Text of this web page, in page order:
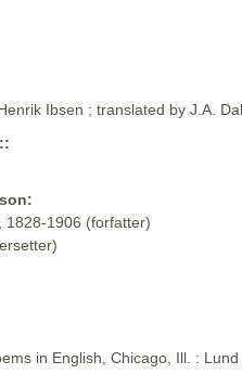
Ibsen ; translated by J.A.
1828-1906 (forfatter)
in English, Chicago, Ill. :